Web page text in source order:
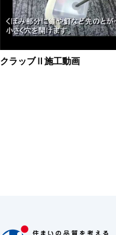
クラッブⅡ施工動画